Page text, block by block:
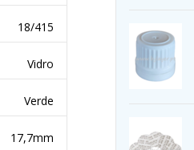
18/415
Vidro
Verde
17,7mm